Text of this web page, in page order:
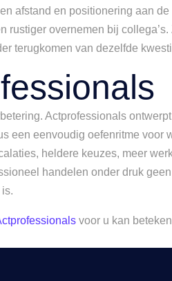
afstand en positionering aan
overnemen bij
terugkomen van dezelfde
Actprofessionals
een eenvoudig oefenritme
heldere keuzes, meer
handelen onder druk
voor u kan